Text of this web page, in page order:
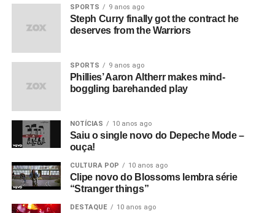
SPORTS 9 anos ago
Steph Curry finally got the contract he
deserves from the Warriors
SPORTS 9 anos ago
Phillies’ Aaron Altherr makes mind-
boggling barehanded play
NOTÍCIAS 10 anos ago
Saiu o single novo do Depeche Mode –
ouça!
CULTURA POP 10 anos ago
Clipe novo do Blossoms lembra série
“Stranger things”
DESTAQUE 10 anos ago